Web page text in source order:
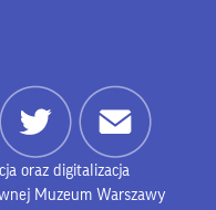
oraz digitalizacja
Muzeum Warszawy